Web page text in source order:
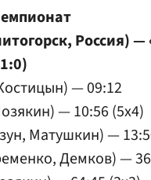
Россия)
— 09:12
— 10:56 (5x4)
Матушкин) —
Демков) —